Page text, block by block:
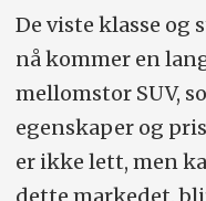
De viste klasse og
nå kommer en
mellomstor SUV,
egenskaper og
er ikke lett, men
dette markedet,